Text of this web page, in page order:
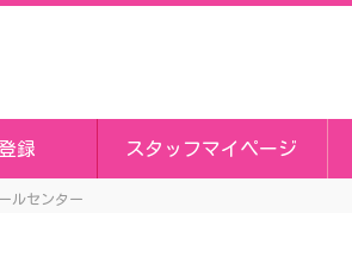
録 スタッフマイページ
ルセンター